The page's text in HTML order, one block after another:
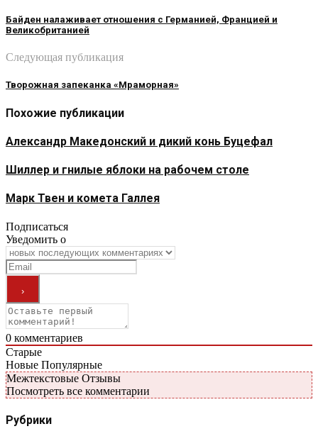
Байден налаживает отношения с Германией, Францией и
Великобританией
Следующая публикация
Творожная запеканка «Мраморная»
Похожие публикации
Александр Македонский и дикий конь Буцефал
Шиллер и гнилые яблоки на рабочем столе
Марк Твен и комета Галлея
Подписаться
Уведомить о
0 комментариев
Старые
Новые Популярные
Межтекстовые Отзывы
Посмотреть все комментарии
Рубрики